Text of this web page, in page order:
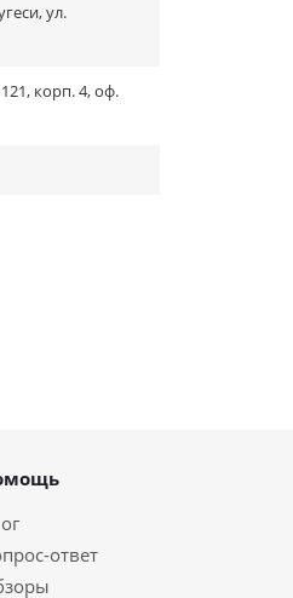
ул.
корп. 4, оф.
ответ